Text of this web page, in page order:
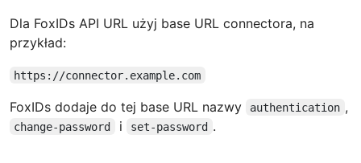
Dla FoxIDs API URL użyj base URL connectora, na
przykład:
https://connector.example.com
FoxIDs dodaje do tej base URL nazwy authentication ,
change-password i set-password .